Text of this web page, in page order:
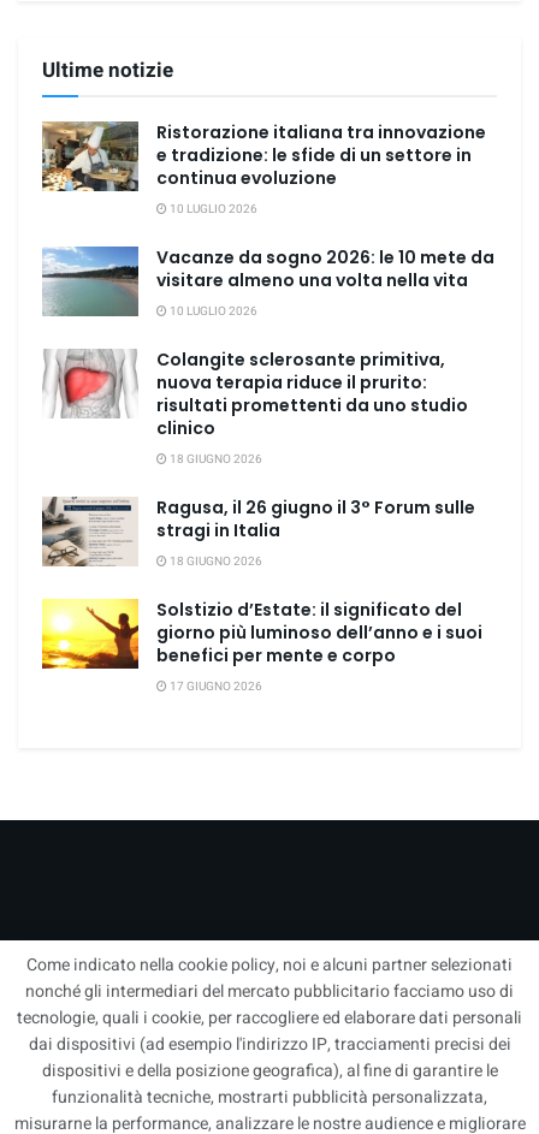
Ultime notizie
Ristorazione italiana tra innovazione
e tradizione: le sfide di un settore in
continua evoluzione
10 LUGLIO 2026
Vacanze da sogno 2026: le 10 mete da
visitare almeno una volta nella vita
10 LUGLIO 2026
Colangite sclerosante primitiva,
nuova terapia riduce il prurito:
risultati promettenti da uno studio
clinico
18 GIUGNO 2026
Ragusa, il 26 giugno il 3° Forum sulle
stragi in Italia
18 GIUGNO 2026
Solstizio d’Estate: il significato del
giorno più luminoso dell’anno e i suoi
benefici per mente e corpo
17 GIUGNO 2026
Corriere Quotidiano – Blog Nazionale di informazione online, aggiornato
saltuariamente. Redazione –
info@corrierequotidiano.it
| Tutti i diritti sono
riservati | Concessionaria per la PubblicitàPubbli1– Direzione
Come indicato nella cookie policy, noi e alcuni partner selezionati
nonché gli intermediari del mercato pubblicitario facciamo uso di
tecnologie, quali i cookie, per raccogliere ed elaborare dati personali
dai dispositivi (ad esempio l'indirizzo IP, tracciamenti precisi dei
dispositivi e della posizione geografica), al fine di garantire le
funzionalità tecniche, mostrarti pubblicità personalizzata,
misurarne la performance, analizzare le nostre audience e migliorare